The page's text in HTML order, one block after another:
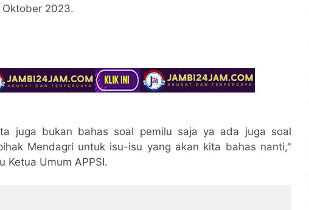
Oktober 2023.
juga bukan bahas soal pemilu saja ya ada juga soal
Mendagri untuk isu-isu yang akan kita bahas nanti,"
Ketua Umum APPSI.